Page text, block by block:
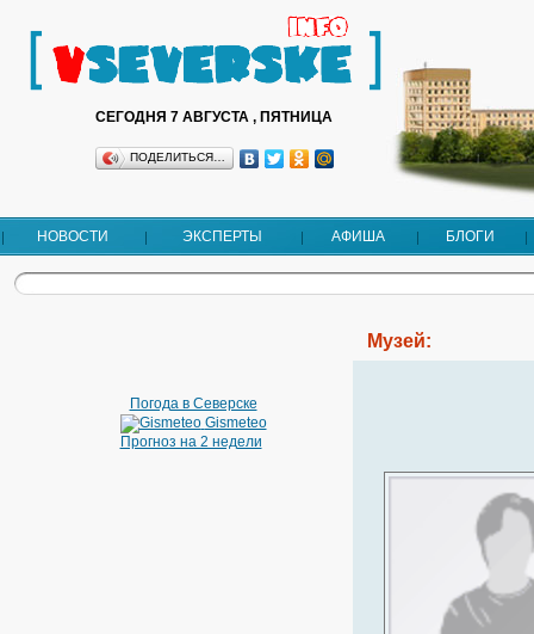
СЕГОДНЯ 7 АВГУСТА , ПЯТНИЦА
ПОДЕЛИТЬСЯ…
НОВОСТИ ЭКСПЕРТЫ АФИША БЛОГИ
Погода в Северске
Gismeteo
Прогноз на 2 недели
Музей: